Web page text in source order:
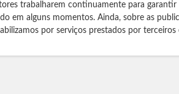
trabalharem continuamente para
em alguns momentos. Ainda, sobre as
por serviços prestados por